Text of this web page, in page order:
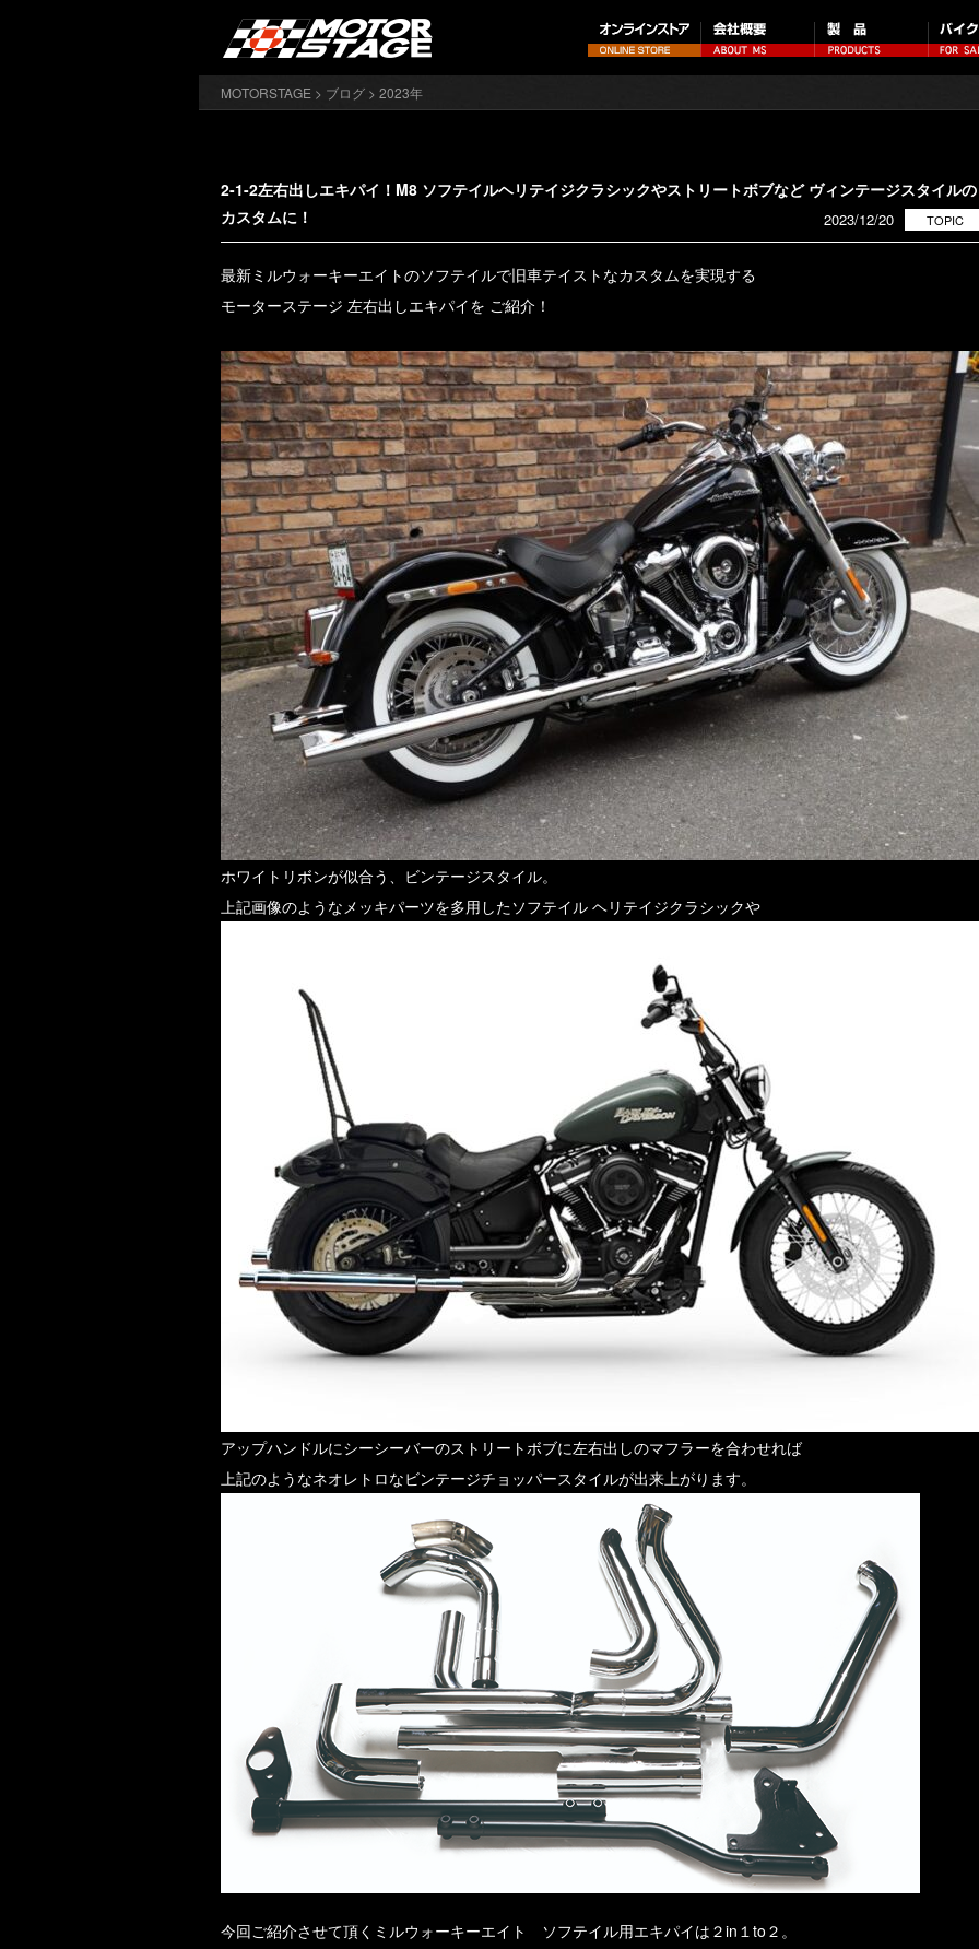
MOTORSTAGE > ブログ > 2023年
2-1-2左右出しエキパイ！M8 ソフテイルヘリテイジクラシックやストリートボブなど ヴィンテージスタイルの
カスタムに！
TOPIC
2023/12/20
最新ミルウォーキーエイトのソフテイルで旧車テイストなカスタムを実現する
モーターステージ 左右出しエキパイを ご紹介！
ホワイトリボンが似合う、ビンテージスタイル。
上記画像のようなメッキパーツを多用したソフテイル ヘリテイジクラシックや
アップハンドルにシーシーバーのストリートボブに左右出しのマフラーを合わせれば
上記のようなネオレトロなビンテージチョッパースタイルが出来上がります。
今回ご紹介させて頂くミルウォーキーエイト ソフテイル用エキパイは２in１to２。